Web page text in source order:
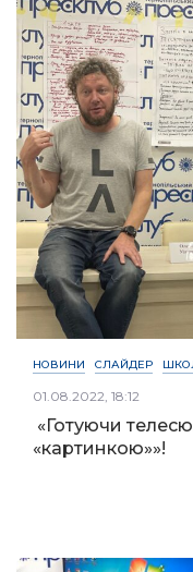
НОВИНИ СЛАЙДЕР
01.08.2022, 18:12
«Готуючи
«картинкою»»!